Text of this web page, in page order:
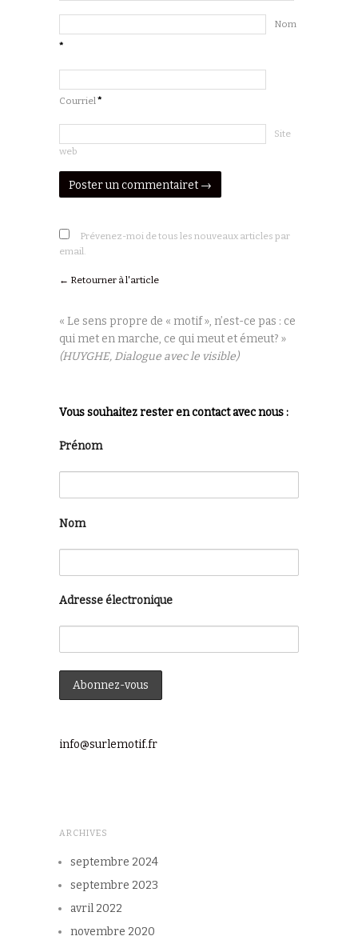
Nom
*
Courriel*
Site
web
Prévenez-moi de tous les nouveaux articles par
email.
← Retourner à l'article
« Le sens propre de « motif », n’est-ce pas : ce
qui met en marche, ce qui meut et émeut? »
(HUYGHE, Dialogue avec le visible)
Vous souhaitez rester en contact avec nous :
Prénom
Nom
Adresse électronique
info@surlemotif.fr
ARCHIVES
septembre 2024
septembre 2023
avril 2022
novembre 2020